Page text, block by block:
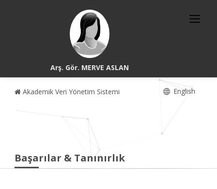
Arş. Gör. MERVE ASLAN
Akademik Veri Yönetim Sistemi English
Başarılar & Tanınırlık